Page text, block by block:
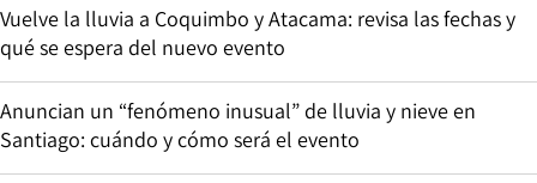
Vuelve la lluvia a Coquimbo y Atacama: revisa las fechas y
qué se espera del nuevo evento
Anuncian un “fenómeno inusual” de lluvia y nieve en
Santiago: cuándo y cómo será el evento